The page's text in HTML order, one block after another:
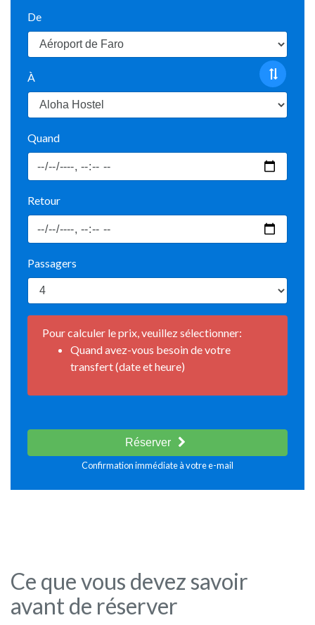
De
À
Quand
Retour
Passagers
Pour calculer le prix, veuillez sélectionner:
Quand avez-vous besoin de votre
transfert (date et heure)
Réserver
Confirmation immédiate à votre e-mail
Ce que vous devez savoir
avant de réserver